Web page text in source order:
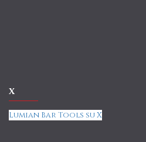
X
Lumian Bar Tools su X